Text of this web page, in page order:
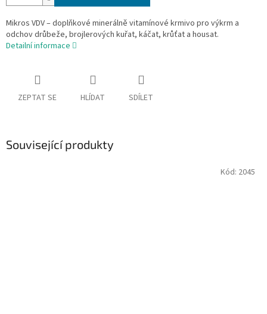
Mikros VDV – doplňkové minerálně vitamínové krmivo pro výkrm a
odchov drůbeže, brojlerových kuřat, káčat, krůťat a housat.
Detailní informace
ZEPTAT SE HLÍDAT SDÍLET
Související produkty
Kód: 2045